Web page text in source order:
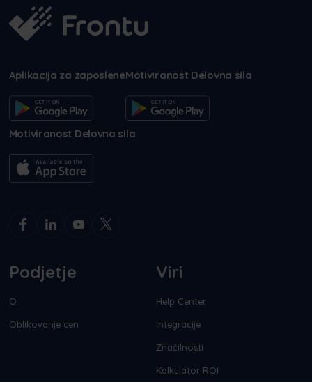
Aplikacija za zaposleneMotiviranost Delovna sila
Motiviranost Delovna sila
Podjetje
O
Oblikovanje cen
Viri
Help Center
Integracije
Značilnosti
Kalkulator ROI